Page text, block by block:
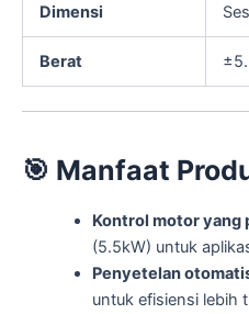
Dimensi
Berat
🎯 Manfaat
Kontrol motor yang
(5.5kW) untuk
Penyetelan
untuk efisiensi lebih